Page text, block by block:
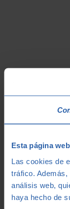
Esta página
Las cookies de
tráfico.
análisis web,
haya hecho de